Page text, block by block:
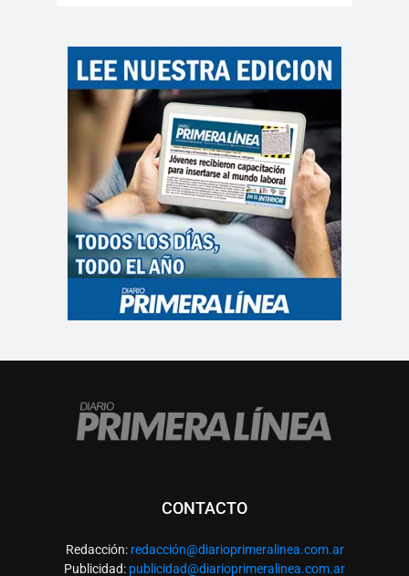
CONTACTO
Redacción: redacción@diarioprimeralinea.com.ar
Publicidad: publicidad@diarioprimeralinea.com.ar